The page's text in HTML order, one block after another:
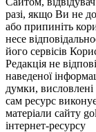
разі, якщо Ви не
або припиніть
несе
його сервісів
Редакція не
наведеної
думки, висловлені
сам ресурс
матеріали сайту
інтернет-ресурсу